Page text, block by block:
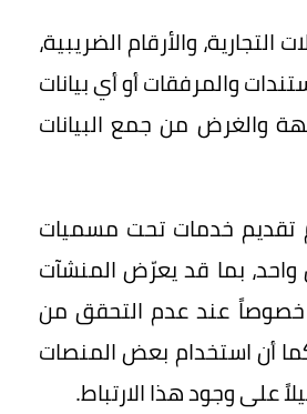
والأرقام الضريبية،
والمرفقات أو أي بيانات
والغرض من جمع البيانات
تقديم خدمات تحت مسميات
بما قد يعرّض المنشآت
خصوصاً عند عدم التحقق من
أن استخدام بعض المنصات
على وجود هذا الارتباط.